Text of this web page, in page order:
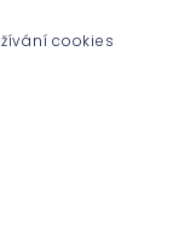
cookies